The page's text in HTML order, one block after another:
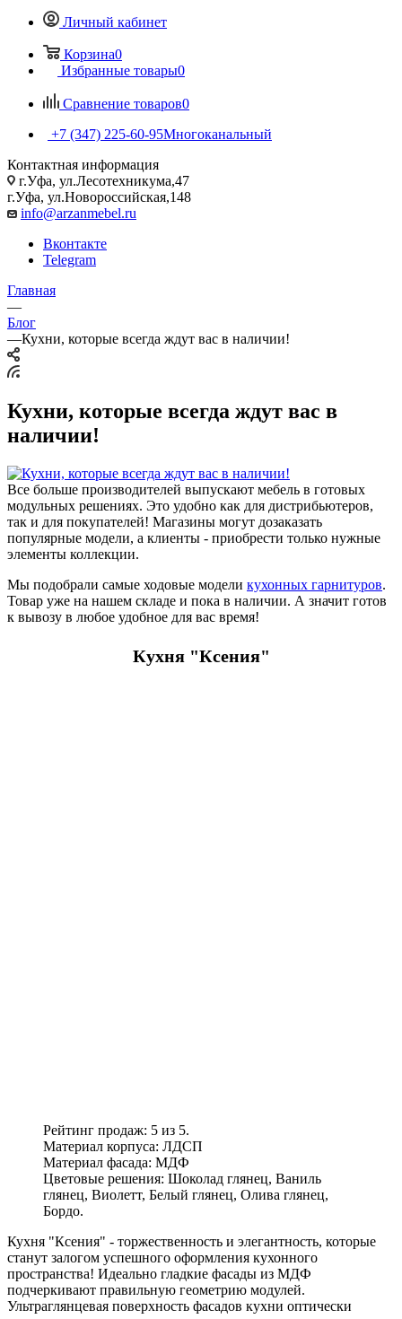
Личный кабинет
Корзина0
Избранные товары0
Сравнение товаров0
+7 (347) 225-60-95Многоканальный
Контактная информация
г.Уфа, ул.Лесотехникума,47
г.Уфа, ул.Новороссийская,148
info@arzanmebel.ru
Вконтакте
Telegram
Главная
—
Блог
—Кухни, которые всегда ждут вас в наличии!
Кухни, которые всегда ждут вас в
наличии!
Все больше производителей выпускают мебель в готовых
модульных решениях. Это удобно как для дистрибьютеров,
так и для покупателей! Магазины могут дозаказать
популярные модели, а клиенты - приобрести только нужные
элементы коллекции.
Мы подобрали самые ходовые модели кухонных гарнитуров.
Товар уже на нашем складе и пока в наличии. А значит готов
к вывозу в любое удобное для вас время!
Кухня "Ксения"
Рейтинг продаж: 5 из 5.
Материал корпуса: ЛДСП
Материал фасада: МДФ
Цветовые решения: Шоколад глянец, Ваниль
глянец, Виолетт, Белый глянец, Олива глянец,
Бордо.
Кухня "Ксения" - торжественность и элегантность, которые
станут залогом успешного оформления кухонного
пространства! Идеально гладкие фасады из МДФ
подчеркивают правильную геометрию модулей.
Ультраглянцевая поверхность фасадов кухни оптически